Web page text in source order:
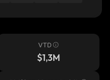
VTD
$1,3M